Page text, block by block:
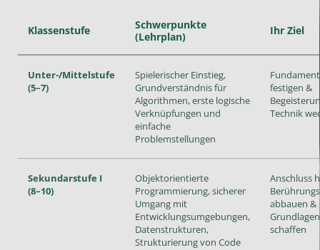
Klassenstufe
Schwerpunkte
(Lehrplan)
Ihr Ziel
Unter-/Mittelstufe
(5–7)
Spielerischer Einstieg,
Grundverständnis für
Algorithmen, erste logische
Verknüpfungen und
einfache
Problemstellungen
Fundament
festigen &
Technik
Sekundarstufe I
(8–10)
Objektorientierte
Programmierung, sicherer
Umgang mit
Entwicklungsumgebungen,
Datenstrukturen,
Strukturierung von Code
Anschluss
abbauen &
Grundlagen
schaffen